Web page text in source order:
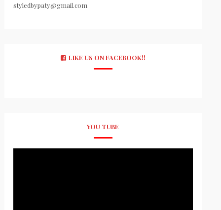
styledbypaty@gmail.com
LIKE US ON FACEBOOK!!
YOU TUBE